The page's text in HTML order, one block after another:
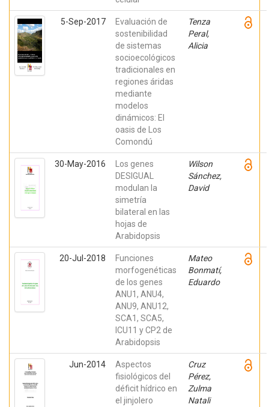
5-Sep-2017
Evaluación de
sostenibilidad
de sistemas
socioecológicos
tradicionales en
regiones áridas
mediante
modelos
dinámicos: El
oasis de Los
Comondú
Tenza
Peral,
Alicia
30-May-2016
Los genes
DESIGUAL
modulan la
simetría
bilateral en las
hojas de
Arabidopsis
Wilson
Sánchez,
David
20-Jul-2018
Funciones
morfogenéticas
de los genes
ANU1, ANU4,
ANU9, ANU12,
SCA1, SCA5,
ICU11 y CP2 de
Arabidopsis
Mateo
Bonmatí,
Eduardo
Jun-2014
Aspectos
fisiológicos del
déficit hídrico en
el jinjolero
Cruz
Pérez,
Zulma
Natali